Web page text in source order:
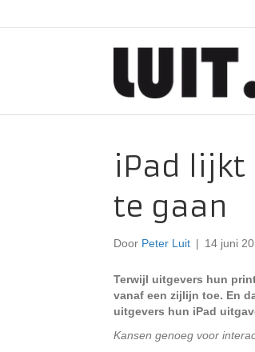
iPad lijkt
te gaan
Door Peter Luit | 14 juni
Terwijl uitgevers hun
vanaf een zijlijn toe. En
uitgevers hun iPad
Kansen genoeg voor